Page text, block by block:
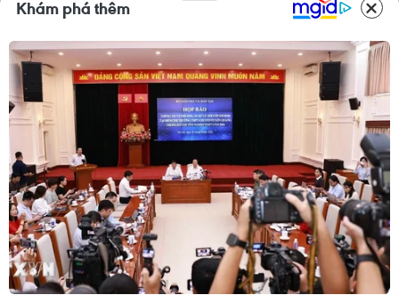
21/05/2014 01:09
Đô đốc Jonathan Greenert khẳng định sự hiện diện
ngày càng gia tăng của Hải quân Mỹ ở khu vực
châu Á-Thái Bình Dương bắt đầu mang lại hiệu
quả.
Khám phá thêm